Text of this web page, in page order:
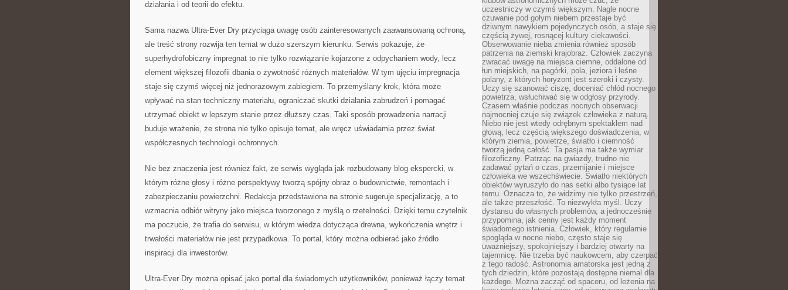
działania i od teorii do efektu.
Sama nazwa Ultra-Ever Dry przyciąga uwagę osób zainteresowanych zaawansowaną ochroną,
ale treść strony rozwija ten temat w dużo szerszym kierunku. Serwis pokazuje, że
superhydrofobiczny impregnat to nie tylko rozwiązanie kojarzone z odpychaniem wody, lecz
element większej filozofii dbania o żywotność różnych materiałów. W tym ujęciu impregnacja
staje się czymś więcej niż jednorazowym zabiegiem. To przemyślany krok, która może
wpływać na stan techniczny materiału, ograniczać skutki działania zabrudzeń i pomagać
utrzymać obiekt w lepszym stanie przez dłuższy czas. Taki sposób prowadzenia narracji
buduje wrażenie, że strona nie tylko opisuje temat, ale wręcz uświadamia przez świat
współczesnych technologii ochronnych.
Nie bez znaczenia jest również fakt, że serwis wygląda jak rozbudowany blog ekspercki, w
którym różne głosy i różne perspektywy tworzą spójny obraz o budownictwie, remontach i
zabezpieczaniu powierzchni. Redakcja przedstawiona na stronie sugeruje specjalizację, a to
wzmacnia odbiór witryny jako miejsca tworzonego z myślą o rzetelności. Dzięki temu czytelnik
ma poczucie, że trafia do serwisu, w którym wiedza dotycząca drewna, wykończenia wnętrz i
trwałości materiałów nie jest przypadkowa. To portal, który można odbierać jako źródło
inspiracji dla inwestorów.
Ultra-Ever Dry można opisać jako portal dla świadomych użytkowników, ponieważ łączy temat
uczestniczy w czymś większym. Nagle nocne
czuwanie pod gołym niebem przestaje być
dziwnym nawykiem pojedynczych osób, a staje się
częścią żywej, rosnącej kultury ciekawości.
Obserwowanie nieba zmienia również sposób
patrzenia na ziemski krajobraz. Człowiek zaczyna
zwracać uwagę na miejsca ciemne, oddalone od
łun miejskich, na pagórki, pola, jeziora i leśne
polany, z których horyzont jest szeroki i czysty.
Uczy się szanować ciszę, doceniać chłód nocnego
powietrza, wsłuchiwać się w odgłosy przyrody.
Czasem właśnie podczas nocnych obserwacji
najmocniej czuje się związek człowieka z naturą.
Niebo nie jest wtedy odrębnym spektaklem nad
głową, lecz częścią większego doświadczenia, w
którym ziemia, powietrze, światło i ciemność
tworzą jedną całość. Ta pasja ma także wymiar
filozoficzny. Patrząc na gwiazdy, trudno nie
zadawać pytań o czas, przemijanie i miejsce
człowieka we wszechświecie. Światło niektórych
obiektów wyruszyło do nas setki albo tysiące lat
temu. Oznacza to, że widzimy nie tylko przestrzeń,
ale także przeszłość. To niezwykła myśl. Uczy
dystansu do własnych problemów, a jednocześnie
przypomina, jak cenny jest każdy moment
świadomego istnienia. Człowiek, który regularnie
spogląda w nocne niebo, często staje się
uważniejszy, spokojniejszy i bardziej otwarty na
tajemnicę. Nie trzeba być naukowcem, aby czerpać
z tego radość. Astronomia amatorska jest jedną z
tych dziedzin, które pozostają dostępne niemal dla
każdego. Można zacząć od spaceru, od leżenia na